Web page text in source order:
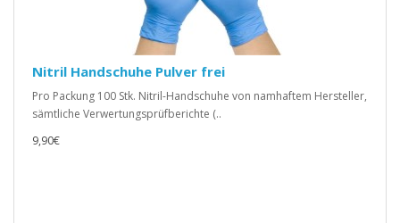
Nitril Handschuhe Pulver frei
Pro Packung 100 Stk. Nitril-Handschuhe von namhaftem Hersteller,
sämtliche Verwertungsprüfberichte (..
9,90€